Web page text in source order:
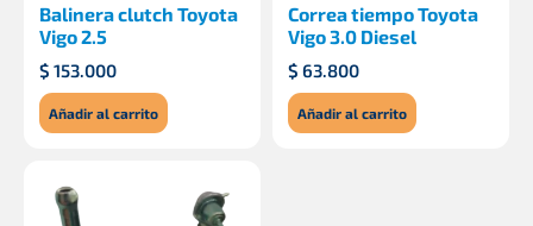
Balinera clutch Toyota
Vigo 2.5
$ 153.000
Añadir al carrito
Correa tiempo Toyota
Vigo 3.0 Diesel
$ 63.800
Añadir al carrito